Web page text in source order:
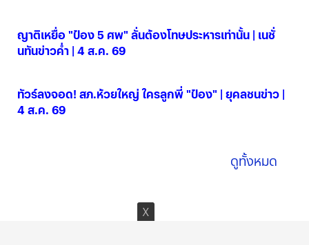
ญาติเหยื่อ "ป๋อง 5 ศพ" ลั่นต้องโทษประหารเท่านั้น | เนชั่
นทันข่าวค่ำ | 4 ส.ค. 69
ทัวร์ลงจอด! สภ.ห้วยใหญ่ ใครลูกพี่ "ป๋อง" | ยุคลชนข่าว |
4 ส.ค. 69
ดูทั้งหมด